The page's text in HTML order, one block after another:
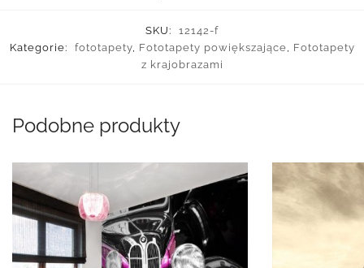
SKU:
12142-f
Kategorie:
fototapety, Fototapety powiększające
Fototapety
z krajobrazami
Podobne produkty